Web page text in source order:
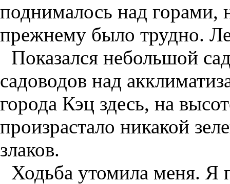
поднималось над
прежнему было трудно.
Показался небольшой
садоводов над
города Кэц здесь, на
произрастало никакой
злаков.
Ходьба утомила меня. Я